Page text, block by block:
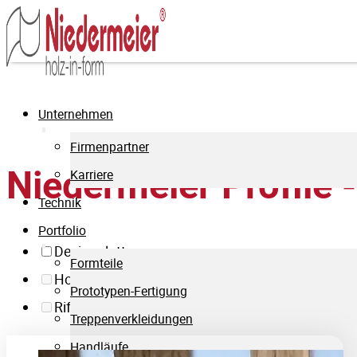
Unternehmen
Firmenpartner
Karriere
Technik
Portfolio
Formteile
Prototypen-Fertigung
Treppenverkleidungen
Handläufe
Niedermeier Profile
Designplatten
Holzprofile
Riffelplatten